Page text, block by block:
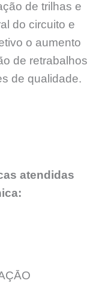
de trilhas e
do circuito e
o aumento
de retrabalhos
de qualidade.
atendidas